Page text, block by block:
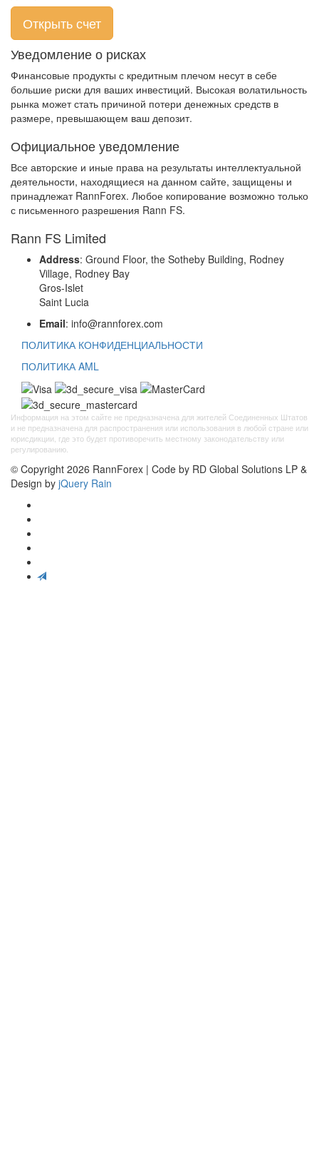
Открыть счет
Уведомление о рисках
Финансовые продукты с кредитным плечом несут в себе
большие риски для ваших инвестиций. Высокая волатильность
рынка может стать причиной потери денежных средств в
размере, превышающем ваш депозит.
Официальное уведомление
Все авторские и иные права на результаты интеллектуальной
деятельности, находящиеся на данном сайте, защищены и
принадлежат RannForex. Любое копирование возможно только
с письменного разрешения Rann FS.
Rann FS Limited
Address: Ground Floor, the Sotheby Building, Rodney
Village, Rodney Bay
Gros-Islet
Saint Lucia
Email: info@rannforex.com
ПОЛИТИКА КОНФИДЕНЦИАЛЬНОСТИ
ПОЛИТИКА AML
Информация на этом сайте не предназначена для жителей Соединенных Штатов
и не предназначена для распространения или использования в любой стране или
юрисдикции, где это будет противоречить местному законодательству или
регулированию.
© Copyright 2026 RannForex | Code by RD Global Solutions LP &
Design by jQuery Rain